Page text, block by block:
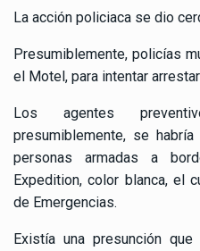
La acción policiaca se dio
Presumiblemente, policías
el Motel, para intentar
Los agentes
presumiblemente, se
personas armadas a
Expedition, color blanca, el
de Emergencias.
Existía una presunción